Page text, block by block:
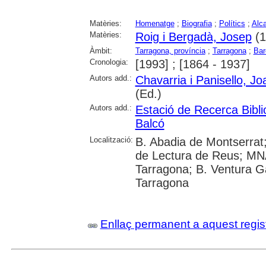
Matèries: Homenatge; Biografia; Polítics ;
Matèries:
Roig i Bergadà, Josep
Àmbit: Tarragona, província; Tarragona;
Cronologia:
[1993] ; [1864 - 1937]
Autors add.: Chavarria i Panisello,
(Ed.)
Autors add.: Estació de Recerca
Balcó
Localització: B. Abadia de
de Lectura de Reus;
Tarragona; B. Ventura
Tarragona
Enllaç permanent a aquest